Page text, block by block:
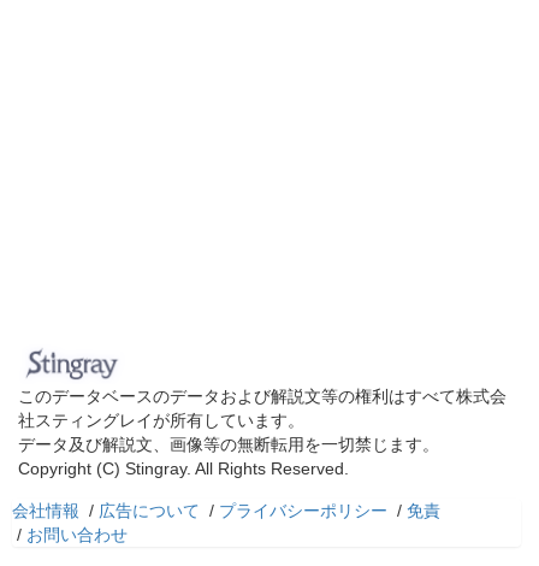
このデータベースのデータおよび解説文等の権利はすべて株式会
社スティングレイが所有しています。
データ及び解説文、画像等の無断転用を一切禁じます。
Copyright (C) Stingray. All Rights Reserved.
会社情報 / 広告について / プライバシーポリシー / 免責
/ お問い合わせ